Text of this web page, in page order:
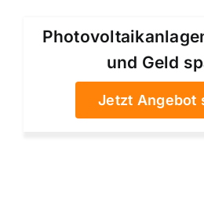
und Geld
Jetzt Angebot